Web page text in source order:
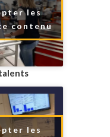
les
contenu
les